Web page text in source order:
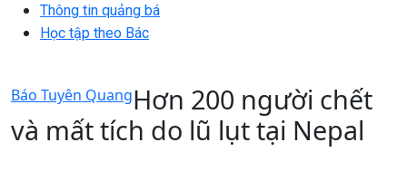
Thông tin quảng bá
Học tập theo Bác
Báo Tuyên QuangHơn 200 người chết
và mất tích do lũ lụt tại Nepal